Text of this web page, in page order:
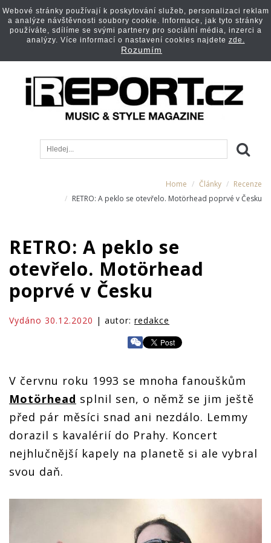
Home Články
Recenze
RETRO: A peklo se otevřelo. Motörhead poprvé v Česku
RETRO: A peklo se
otevřelo. Motörhead
poprvé v Česku
Vydáno 30.12.2020 | autor: redakce
V červnu roku 1993 se mnoha fanouškům
Motörhead splnil sen, o němž se jim ještě
před pár měsíci snad ani nezdálo. Lemmy
dorazil s kavalérií do Prahy. Koncert
nejhlučnější kapely na planetě si ale vybral
svou daň.
Webové stránky používají k poskytování služeb, personalizaci reklam
a analýze návštěvnosti soubory cookie. Informace, jak tyto stránky
používáte, sdílíme se svými partnery pro sociální média, inzerci a
analýzy. Více informací o nastavení cookies najdete zde.
Rozumím